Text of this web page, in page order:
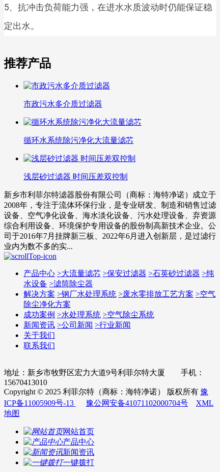
5、抗冲击负荷能力强，在进水水质波动时仍能保证稳
定出水。
推荐产品
市政污水多介质过滤器
循环水系统除污净化大流量滤芯
浅层砂过滤器 时间压差双控制
新乡市利菲尔特滤器股份有限公司（商标：海特净诺）成立于
2008年，专注于流体环保行业，是专业研发、制造和销售过滤
设备、空气净化设备、海水淡化设备、污水处理设备、弃资源
综合利用设备、环境保护专用设备的股份制高新技术企业。公
司于2016年7月挂牌新三板、2022年6月进入创新层，是过滤行
业内为数不多的实...
产品中心 >大流量滤芯 >保安过滤器 >石英砂过滤器 >纯
水设备 >滤筒除尘器
解决方案 >钢厂水处理系统 >废水零排放工艺方案 >空气
除尘净化方案
成功案例 >水处理系统 >空气除尘系统
新闻资讯 >公司新闻 >行业新闻
关于我们
联系我们
地址：新乡市牧野区宏力大道9号利菲尔特大厦 手机：
15670413010
Copyright © 2025 利菲尔特（商标：海特净诺） 版权所有 豫
ICP备11005909号-13
豫公网安备41071102000704号
XML
地图
网站首页
产品中心
新闻资讯
一键拨打